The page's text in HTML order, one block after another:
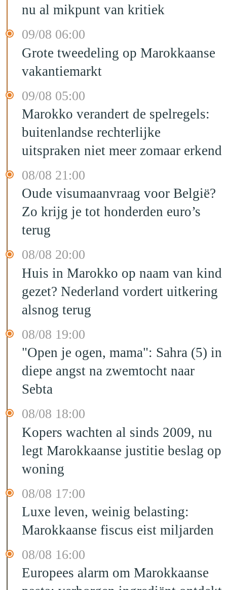
nu al mikpunt van kritiek
09/08 06:00
Grote tweedeling op Marokkaanse
vakantiemarkt
09/08 05:00
Marokko verandert de spelregels:
buitenlandse rechterlijke
uitspraken niet meer zomaar erkend
08/08 21:00
Oude visumaanvraag voor België?
Zo krijg je tot honderden euro’s
terug
08/08 20:00
Huis in Marokko op naam van kind
gezet? Nederland vordert uitkering
alsnog terug
08/08 19:00
"Open je ogen, mama": Sahra (5) in
diepe angst na zwemtocht naar
Sebta
08/08 18:00
Kopers wachten al sinds 2009, nu
legt Marokkaanse justitie beslag op
woning
08/08 17:00
Luxe leven, weinig belasting:
Marokkaanse fiscus eist miljarden
08/08 16:00
Europees alarm om Marokkaanse